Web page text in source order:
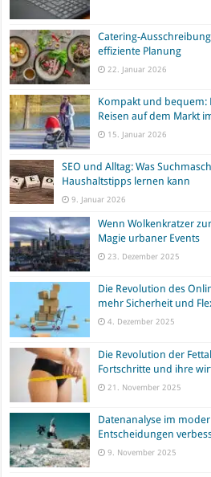
Catering-
effiziente Planung
22. Januar 2026
Kompakt und bequem:
Reisen auf dem Markt
15. Januar 2026
SEO und Alltag: Was
Haushaltstipps lernen kann
9. Januar 2026
Wenn Wolkenkratzer
Magie urbaner Events
23. Dezember 2025
Die Revolution des
mehr Sicherheit und
4. Dezember 2025
Die Revolution der
Fortschritte und ihre
21. November 2025
Datenanalyse im
Entscheidungen
9. November 2025